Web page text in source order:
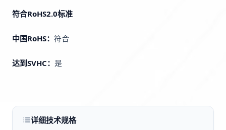
符合RoHS2.0标准
中国RoHS： 符合
达到SVHC： 是
详细技术规格